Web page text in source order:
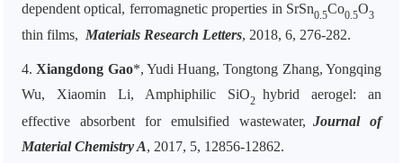
dependent optical, ferromagnetic properties in SrSn0.5Co0.5O3
thin films, Materials Research Letters, 2018, 6, 276-282.
4.Xiangdong Gao*, Yudi Huang, Tongtong Zhang, Yongqing
Wu, Xiaomin Li, Amphiphilic SiO2 hybrid aerogel: an
effective absorbent for emulsified wastewater, Journal of
Material Chemistry A, 2017, 5, 12856-12862.